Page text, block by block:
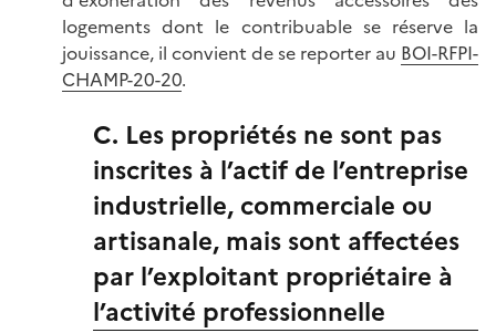
logements dont le contribuable se réserve la
jouissance, il convient de se reporter au BOI-RFPI-
CHAMP-20-20.
C. Les propriétés ne sont pas
inscrites à l’actif de l’entreprise
industrielle, commerciale ou
artisanale, mais sont affectées
par l’exploitant propriétaire à
l’activité professionnelle